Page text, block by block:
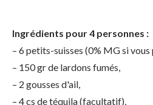
Ingrédients pour 4 personnes :
– 6 petits-suisses (0% MG si
– 150 gr de lardons fumés,
– 2 gousses d'ail,
– 4 cs de téquila (facultatif),